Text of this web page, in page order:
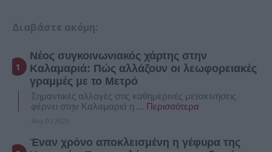
Διαβάστε ακόμη:
Νέος συγκοινωνιακός χάρτης στην
Καλαμαριά: Πώς αλλάζουν οι λεωφορειακές
γραμμές με το Μετρό
Σημαντικές αλλαγές στις καθημερινές μετακινήσεις
φέρνει στην Καλαμαριά η ... Περισσότερα
Αυγ 07 2026
Έναν χρόνο αποκλεισμένη η γέφυρα της